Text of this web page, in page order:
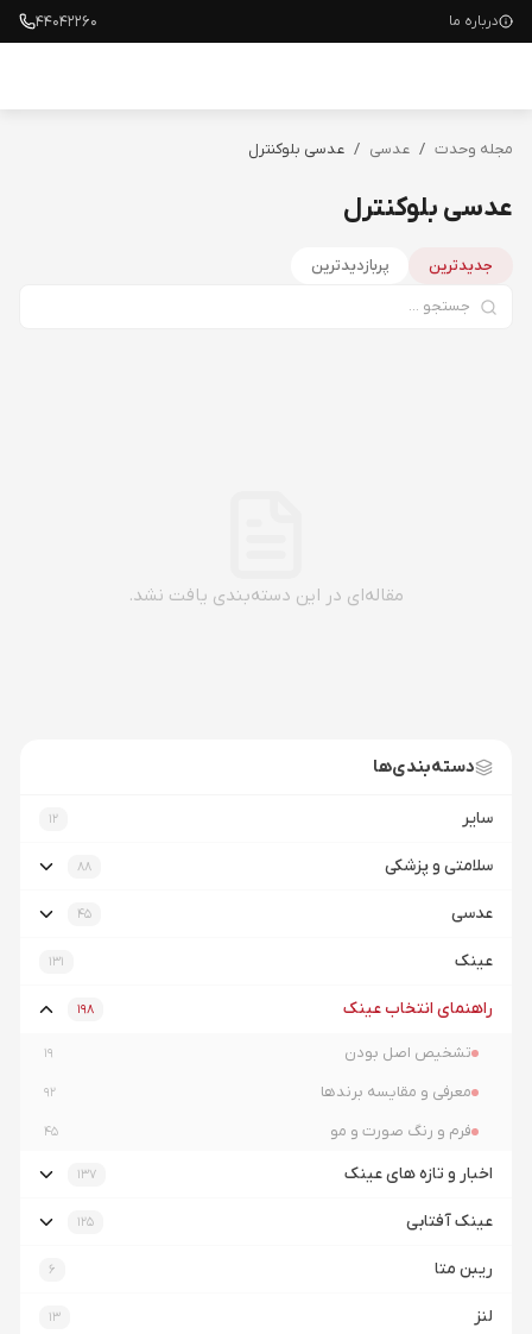
درباره ما ۴۴۰۴۲۲۶۰
مجله وحدت / عدسی / عدسی بلوکنترل
عدسی بلوکنترل
جدیدترین پربازدیدترین
مقاله‌ای در این دسته‌بندی یافت نشد.
دسته‌بندی‌ها
سایر 12
سلامتی و پزشکی 88
عدسی 45
عینک 131
راهنمای انتخاب عینک 198
تشخیص اصل بودن 19
معرفی و مقایسه برندها 92
فرم و رنگ صورت و مو 45
اخبار و تازه های عینک 137
عینک آفتابی 125
ریبن متا 6
لنز 13